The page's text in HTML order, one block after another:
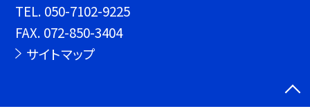
TEL. 050-7102-9225
FAX. 072-850-3404
サイトマップ